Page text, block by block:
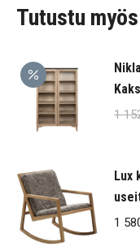
Tutustu myös
1
Lux
1